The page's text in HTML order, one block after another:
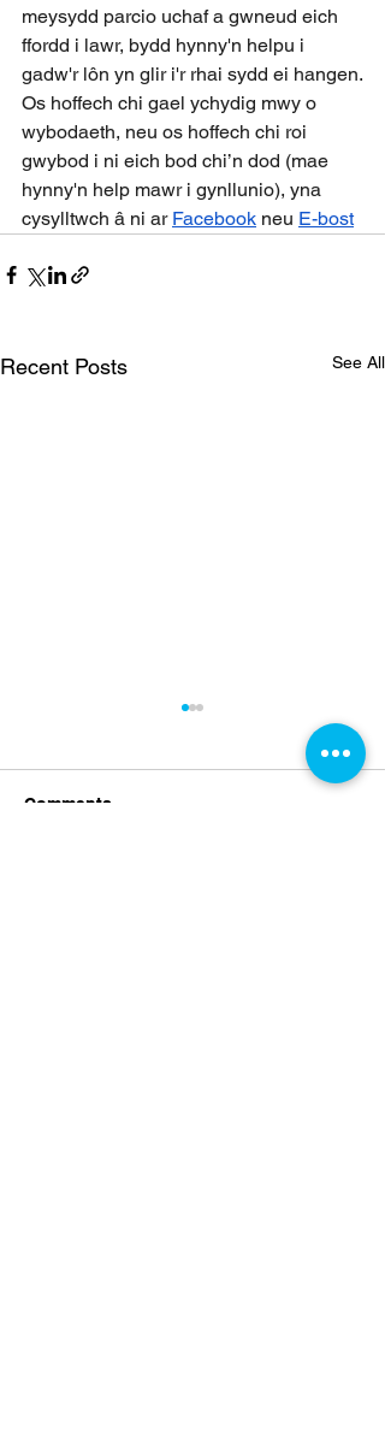
meysydd parcio uchaf a gwneud eich
ffordd i lawr, bydd hynny'n helpu i
gadw'r lôn yn glir i'r rhai sydd ei hangen.
Os hoffech chi gael ychydig mwy o
wybodaeth, neu os hoffech chi roi
gwybod i ni eich bod chi’n dod (mae
hynny'n help mawr i gynllunio), yna
cysylltwch â ni ar Facebook neu E-bost
Recent Posts See All
Comments